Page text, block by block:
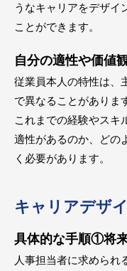
うなキャリアをデザイ
ことができます。
自分の適性や価値
従業員本人の特性は、
で異なることがありま
これまでの経験やスキ
適性があるのか、どの
く必要があります。
キャリアデザ
具体的な手順①将
人事担当者に求められ